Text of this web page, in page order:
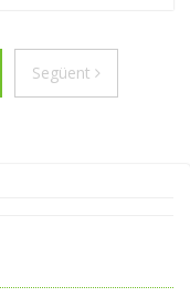
Següent